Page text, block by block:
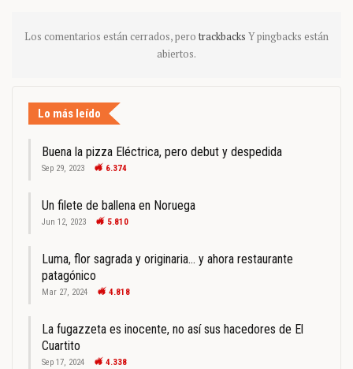
Los comentarios están cerrados, pero trackbacks Y pingbacks están
abiertos.
Lo más leído
Buena la pizza Eléctrica, pero debut y despedida
Sep 29, 2023 6.374
Un filete de ballena en Noruega
Jun 12, 2023 5.810
Luma, flor sagrada y originaria… y ahora restaurante
patagónico
Mar 27, 2024 4.818
La fugazzeta es inocente, no así sus hacedores de El
Cuartito
Sep 17, 2024 4.338